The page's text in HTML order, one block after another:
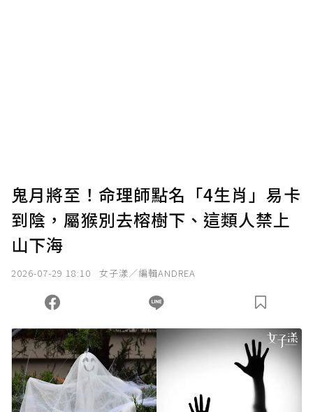
確認送出
您當前剩餘 U 利點數：0點；前往 購買點數
鬼月將至！命理師點名「4生肖」易卡
到陰，屬猴別去榕樹下、這類人禁上
山下海
2026-07-29 18:10 女子漾／編輯ANDREA